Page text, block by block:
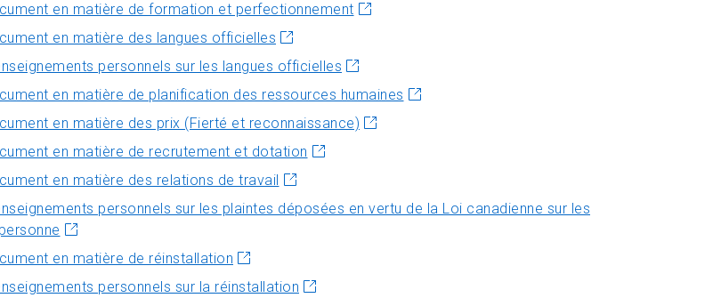
en matière de formation et perfectionnement
en matière des langues officielles
personnels sur les langues officielles
en matière de planification des ressources humaines
en matière des prix (Fierté et reconnaissance)
en matière de recrutement et dotation
en matière des relations de travail
personnels sur les plaintes déposées en vertu de la Loi canadienne sur les
en matière de réinstallation
personnels sur la réinstallation